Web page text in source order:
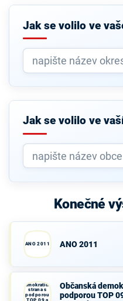
Jak se volilo ve
Jak se volilo ve
Konečné
ANO 2011 ANO 2011
demokratická
strana s
podporou
Občanská
podporou TOP